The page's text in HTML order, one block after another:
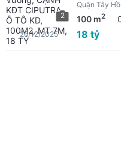
2
Quận Tây
100 m2
18 tỷ
26/12/2025